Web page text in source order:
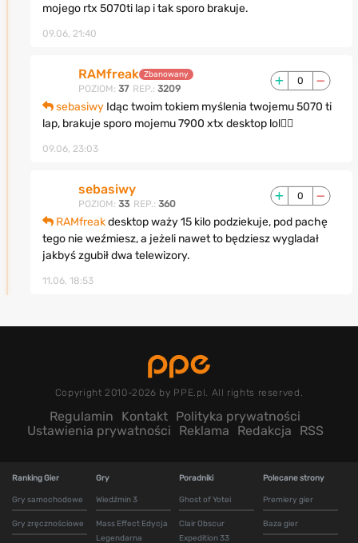
mojego rtx 5070ti lap i tak sporo brakuje.
09.06, 21:40
RAMfreak Zbanowany
POZIOM: 37 REP.: 3209
0
sebasiwyIdąc twoim tokiem myślenia twojemu 5070 ti
lap, brakuje sporo mojemu 7900 xtx desktop lol🤦‍♂️
09.06, 23:03
sebasiwy
POZIOM: 33 REP.: 360
0
RAMfreakdesktop waży 15 kilo podziekuje, pod pachę
tego nie weźmiesz, a jeżeli nawet to będziesz wygladał
jakbyś zgubił dwa telewizory.
11.06, 18:53
Copyright 2010-2026 by PPE.pl. All rights reserved.
Regulamin Kontakt Polityka prywatności
Ustawienia prywatności
Reklama Redakcja RSS
Ranking Gier
Gry samochodowe
Gry zręcznościowe
Gry
Wiedźmin 3
Mass Effect Edycja
Legendarna
Poradniki
Ghost of Yotei
Clair Obscur
Expedition 33
Polecane strony
Premiery gier
Baza gier